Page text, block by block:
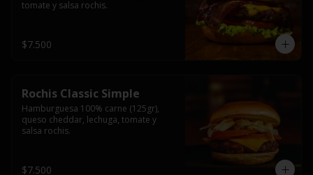
tomate y salsa rochis.
$7.500
Rochis Classic Simple
Hamburguesa 100% carne (125gr),
queso cheddar, lechuga, tomate y
salsa rochis.
$7.500